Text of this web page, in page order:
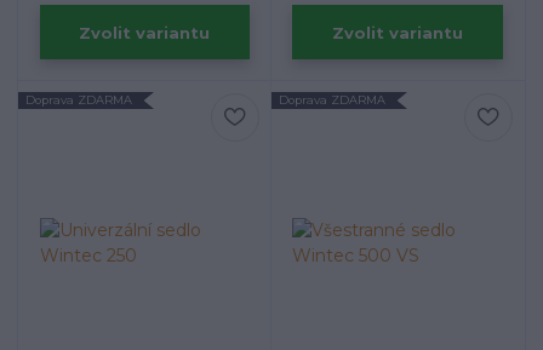
Zvolit variantu Zvolit variantu
Doprava ZDARMA Doprava ZDARMA